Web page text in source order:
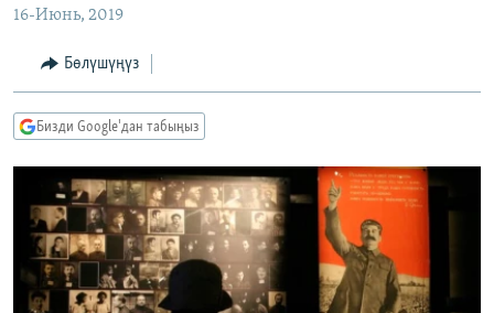
МАДАНИЯТ
ТВ ПРОГРАММАЛАР
БҮГҮН АЗАТТЫКТА
БИЗ ЖАНА ДҮЙНӨ
ДАНИСТЕ
ЭЖЕ-СИҢДИЛЕР
АЗАТТЫК+
ЫҢГАЙСЫЗ СУРООЛОР
ПОДКАСТ
ӨЗГӨЧӨ ПИКИР
ОНЛАЙН ШЕРИНЕ
16-Июнь, 2019
Бөлүшүңүз
Бизди Google'дан табыңыз